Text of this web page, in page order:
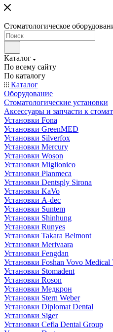
Стоматологическое
Каталог
По всему сайту
По каталогу
Каталог
Оборудование
Стоматологические установки
Аксессуары и запчасти к
Установки Fona
Установки GreenMED
Установки Silverfox
Установки Mercury
Установки Woson
Установки Miglionico
Установки Planmeca
Установки Dentsply Sirona
Установки KaVo
Установки A-dec
Установки Suntem
Установки Shinhung
Установки Runyes
Установки Takara Belmont
Установки Merivaara
Установки Fengdan
Установки Foshan Vovo Medical
Установки Stomadent
Установки Roson
Установки Медкрон
Установки Stern Weber
Установки Diplomat Dental
Установки Siger
Установки Cefla Dental Group